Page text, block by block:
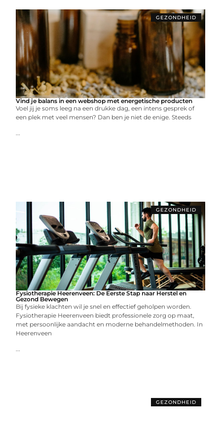
GEZONDHEID
Vind je balans in een webshop met energetische producten
Voel jij je soms leeg na een drukke dag, een intens gesprek of
een plek met veel mensen? Dan ben je niet de enige. Steeds
...
GEZONDHEID
Fysiotherapie Heerenveen: De Eerste Stap naar Herstel en
Gezond Bewegen
Bij fysieke klachten wil je snel en effectief geholpen worden.
Fysiotherapie Heerenveen biedt professionele zorg op maat,
met persoonlijke aandacht en moderne behandelmethoden. In
Heerenveen
...
GEZONDHEID